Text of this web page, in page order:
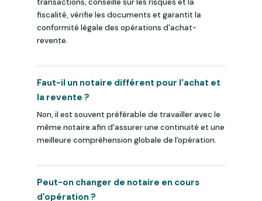
transactions, conseille sur les risques et la
fiscalité, vérifie les documents et garantit la
conformité légale des opérations d'achat-
revente.
Faut-il un notaire différent pour l'achat et
la revente ?
Non, il est souvent préférable de travailler avec le
même notaire afin d'assurer une continuité et une
meilleure compréhension globale de l'opération.
Peut-on changer de notaire en cours
d'opération ?